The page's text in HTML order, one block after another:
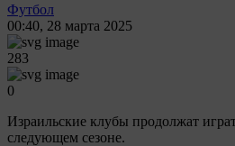
Футбол
00:40, 28 марта 2025
283
0
Израильские клубы продолжат
следующем сезоне.